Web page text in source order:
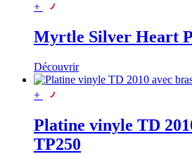
+
Myrtle Silver Heart
Découvrir
+
Platine vinyle TD
TP250